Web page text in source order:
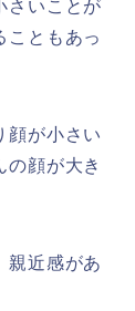
さいことが
こともあっ
顔が小さい
の顔が大き
親近感があ